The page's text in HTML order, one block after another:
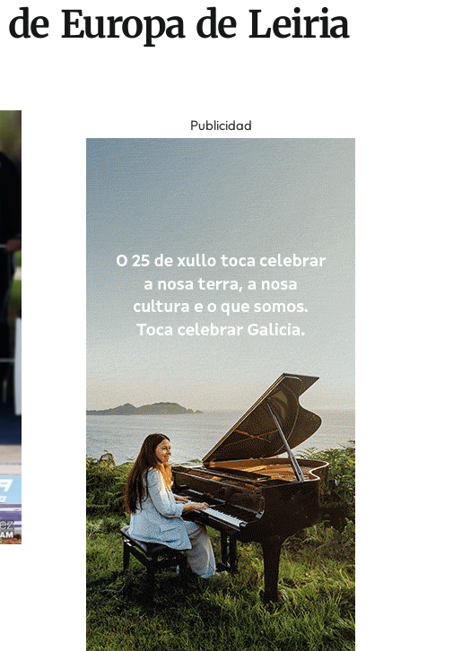
Europa de Leiria
Publicidad